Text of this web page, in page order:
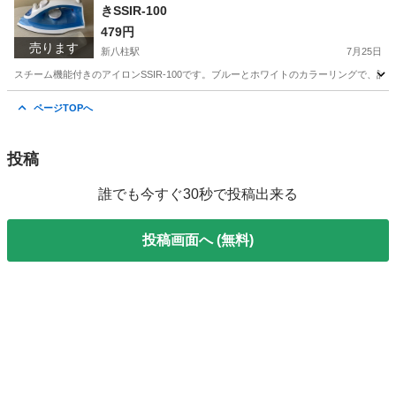
売ります
きSSIR-100
479円
新八柱駅 7月25日
スチーム機能付きのアイロンSSIR-100です。ブルーとホワイトのカラーリングで、
ページTOPへ
投稿
誰でも今すぐ30秒で投稿出来る
投稿画面へ (無料)